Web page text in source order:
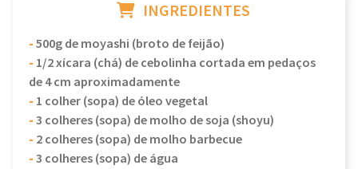
INGREDIENTES
-500g de moyashi (broto de feijão)
- 1/2 xícara (chá) de cebolinha cortada em pedaços
de 4 cm aproximadamente
- 1 colher (sopa) de óleo vegetal
-3 colheres (sopa) de molho de soja (shoyu)
- 2 colheres (sopa) de molho barbecue
-3 colheres (sopa) de água